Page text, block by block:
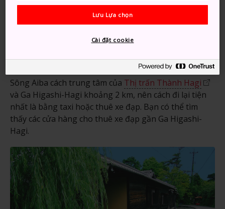
Phương thức di chuyển
thuê xe đạp.
Sông Aiba cách trung tâm của Thị trấn Thành Hagi
và Ga Higashi-Hagi khoảng 2 km, nên cách đi lại tiện
nhất là bằng taxi hoặc thuê xe đạp. Bạn có thể tìm
thấy các cửa hàng cho thuê xe đạp gần Ga Higashi-
Hagi.
Lưu Lựa chọn
Cài đặt cookie